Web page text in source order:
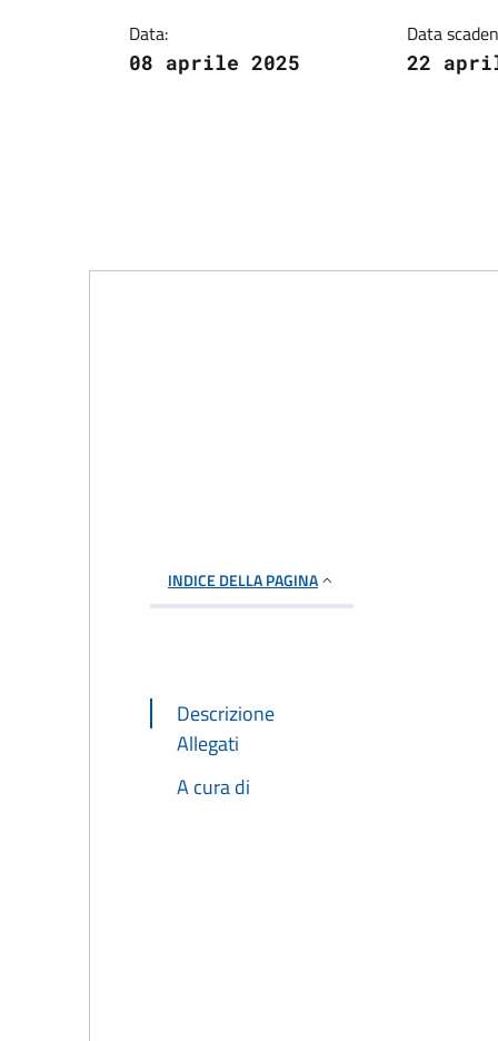
Data:
08 aprile 2025
Data
22
INDICE DELLA PAGINA
Descrizione
Allegati
A cura di